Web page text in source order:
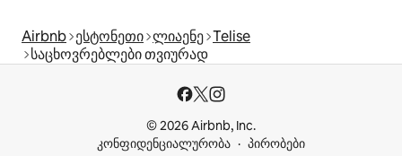
Airbnb ესტონეთი ლიაენე Telise
საცხოვრებლები თვიურად
© 2026 Airbnb, Inc.
კონფიდენციალურობა
პირობები